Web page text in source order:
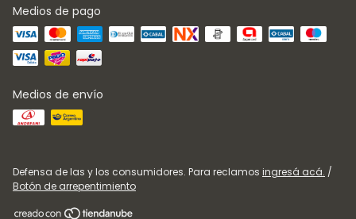
Medios de pago
Medios de envío
Defensa de las y los consumidores. Para reclamos ingresá acá. /
Botón de arrepentimiento